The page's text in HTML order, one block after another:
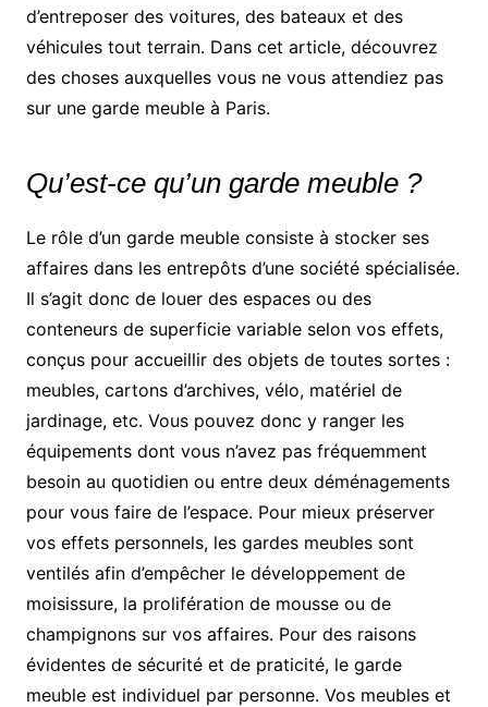
d’entreposer des voitures, des bateaux et des
véhicules tout terrain. Dans cet article, découvrez
des choses auxquelles vous ne vous attendiez pas
sur une garde meuble à Paris.
Qu’est-ce qu’un garde meuble ?
Le rôle d’un garde meuble consiste à stocker ses
affaires dans les entrepôts d’une société spécialisée.
Il s’agit donc de louer des espaces ou des
conteneurs de superficie variable selon vos effets,
conçus pour accueillir des objets de toutes sortes :
meubles, cartons d’archives, vélo, matériel de
jardinage, etc. Vous pouvez donc y ranger les
équipements dont vous n’avez pas fréquemment
besoin au quotidien ou entre deux déménagements
pour vous faire de l’espace. Pour mieux préserver
vos effets personnels, les gardes meubles sont
ventilés afin d’empêcher le développement de
moisissure, la prolifération de mousse ou de
champignons sur vos affaires. Pour des raisons
évidentes de sécurité et de praticité, le garde
meuble est individuel par personne. Vos meubles et